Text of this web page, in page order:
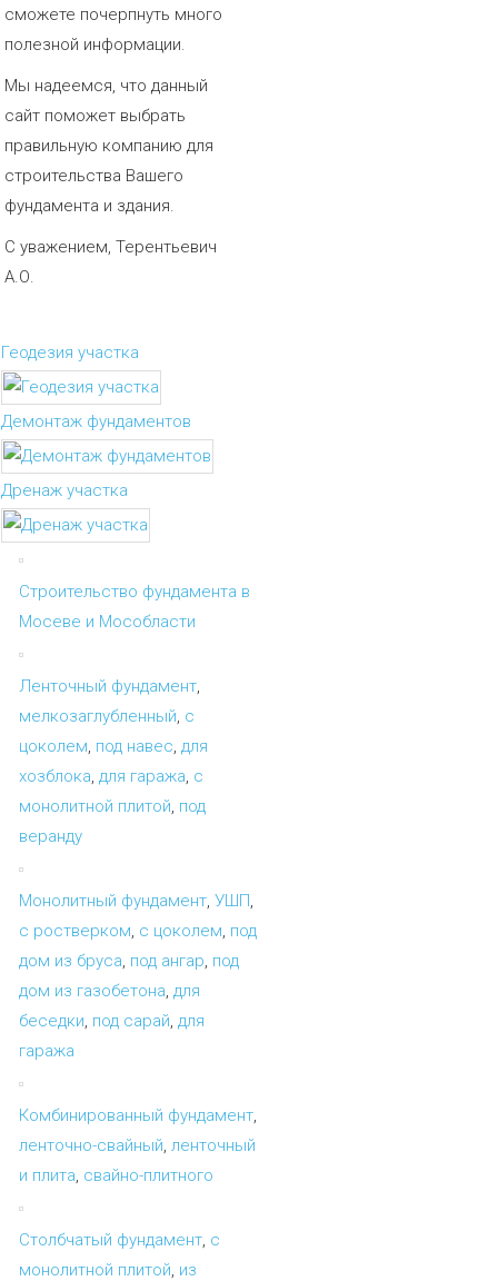
сможете почерпнуть много
полезной информации.
Мы надеемся, что данный
сайт поможет выбрать
правильную компанию для
строительства Вашего
фундамента и здания.
С уважением, Терентьевич
А.О.
Геодезия участка
Демонтаж фундаментов
Дренаж участка
Строительство фундамента в
Мосеве и Мособласти
Ленточный фундамент,
мелкозаглубленный, с
цоколем, под навес, для
хозблока, для гаража, с
монолитной плитой, под
веранду
Монолитный фундамент, УШП,
с ростверком, с цоколем, под
дом из бруса, под ангар, под
дом из газобетона, для
беседки, под сарай, для
гаража
Комбинированный фундамент,
ленточно-свайный, ленточный
и плита, свайно-плитного
Столбчатый фундамент, с
монолитной плитой, из